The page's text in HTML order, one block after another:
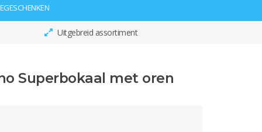
Uitgebreid assortiment
Superbokaal met oren